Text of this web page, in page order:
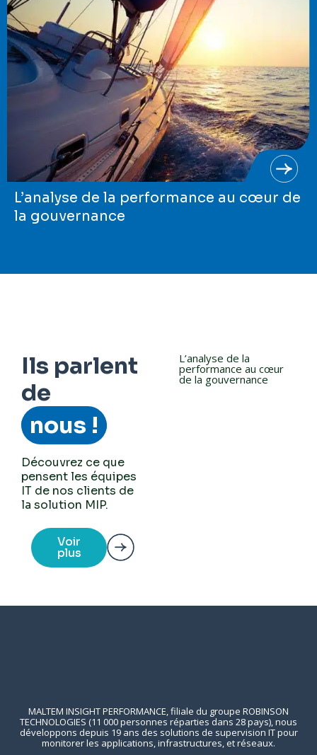
L’analyse de la performance au cœur de
la gouvernance
Ils parlent
de
nous !
Découvrez ce que
pensent les équipes
IT de nos clients de
la solution MIP.
Voir
plus
L’analyse de la
performance au cœur
de la gouvernance
MALTEM INSIGHT PERFORMANCE, filiale du groupe ROBINSON
TECHNOLOGIES (11 000 personnes réparties dans 28 pays), nous
développons depuis 19 ans des solutions de supervision IT pour
monitorer les applications, infrastructures, et réseaux.